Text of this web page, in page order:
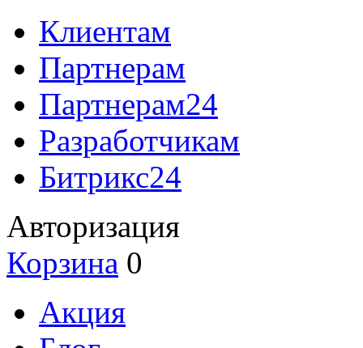
Клиентам
Партнерам
Партнерам24
Разработчикам
Битрикс24
Авторизация
Корзина 0
Акция